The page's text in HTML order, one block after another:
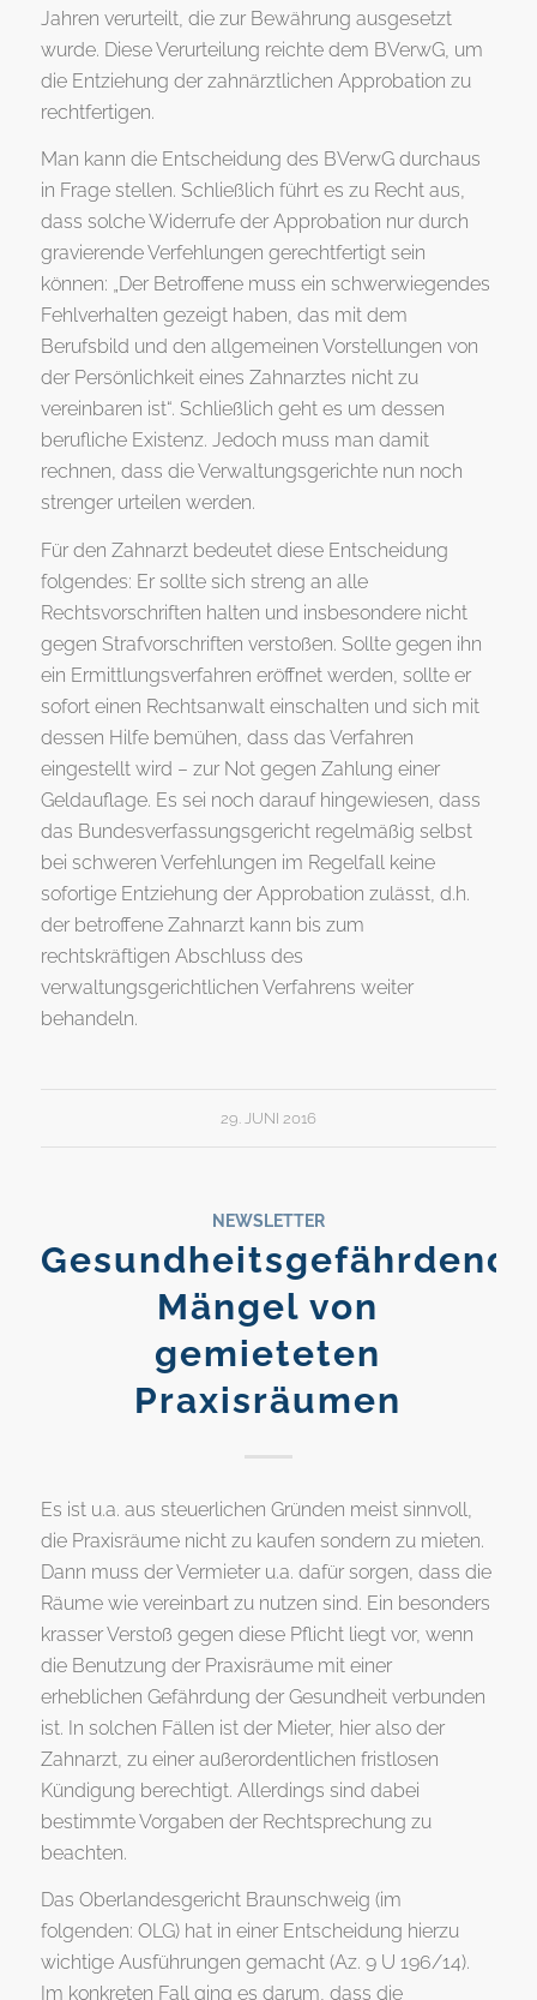
Jahren verurteilt, die zur Bewährung ausgesetzt
wurde. Diese Verurteilung reichte dem BVerwG, um
die Entziehung der zahnärztlichen Approbation zu
rechtfertigen.
Man kann die Entscheidung des BVerwG durchaus
in Frage stellen. Schließlich führt es zu Recht aus,
dass solche Widerrufe der Approbation nur durch
gravierende Verfehlungen gerechtfertigt sein
können: „Der Betroffene muss ein schwerwiegendes
Fehlverhalten gezeigt haben, das mit dem
Berufsbild und den allgemeinen Vorstellungen von
der Persönlichkeit eines Zahnarztes nicht zu
vereinbaren ist“. Schließlich geht es um dessen
berufliche Existenz. Jedoch muss man damit
rechnen, dass die Verwaltungsgerichte nun noch
strenger urteilen werden.
Für den Zahnarzt bedeutet diese Entscheidung
folgendes: Er sollte sich streng an alle
Rechtsvorschriften halten und insbesondere nicht
gegen Strafvorschriften verstoßen. Sollte gegen ihn
ein Ermittlungsverfahren eröffnet werden, sollte er
sofort einen Rechtsanwalt einschalten und sich mit
dessen Hilfe bemühen, dass das Verfahren
eingestellt wird – zur Not gegen Zahlung einer
Geldauflage. Es sei noch darauf hingewiesen, dass
das Bundesverfassungsgericht regelmäßig selbst
bei schweren Verfehlungen im Regelfall keine
sofortige Entziehung der Approbation zulässt, d.h.
der betroffene Zahnarzt kann bis zum
rechtskräftigen Abschluss des
verwaltungsgerichtlichen Verfahrens weiter
behandeln.
29. JUNI 2016
NEWSLETTER
Gesundheitsgefährdende
Mängel von
gemieteten
Praxisräumen
Es ist u.a. aus steuerlichen Gründen meist sinnvoll,
die Praxisräume nicht zu kaufen sondern zu mieten.
Dann muss der Vermieter u.a. dafür sorgen, dass die
Räume wie vereinbart zu nutzen sind. Ein besonders
krasser Verstoß gegen diese Pflicht liegt vor, wenn
die Benutzung der Praxisräume mit einer
erheblichen Gefährdung der Gesundheit verbunden
ist. In solchen Fällen ist der Mieter, hier also der
Zahnarzt, zu einer außerordentlichen fristlosen
Kündigung berechtigt. Allerdings sind dabei
bestimmte Vorgaben der Rechtsprechung zu
beachten.
Das Oberlandesgericht Braunschweig (im
folgenden: OLG) hat in einer Entscheidung hierzu
wichtige Ausführungen gemacht (Az. 9 U 196/14).
Im konkreten Fall ging es darum, dass die